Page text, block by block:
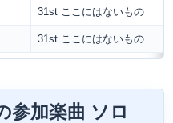
31st ここにはないもの
31st ここにはないもの
参加楽曲 ソロ